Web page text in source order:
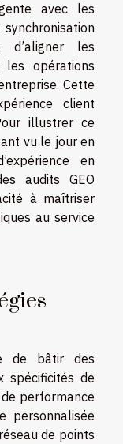
avec les
d’aligner les
opérations
Cette
client
illustrer ce
vu le jour en
en
audits GEO
à maîtriser
au service
de bâtir des
spécificités de
performance
personnalisée
de points